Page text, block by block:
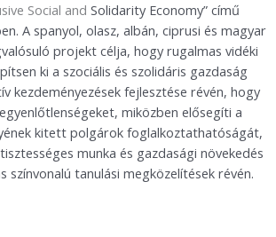
Social and Solidarity Economy” című
A spanyol, olasz, albán, ciprusi és magyar
projekt célja, hogy rugalmas vidéki
ki a szociális és szolidáris gazdaság
kezdeményezések fejlesztése révén, hogy
miközben elősegíti a
kitett polgárok foglalkoztathatóságát,
munka és gazdasági növekedés
színvonalú tanulási megközelítések révén.